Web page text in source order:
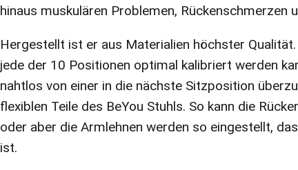
hinaus muskulären Problemen, Rückenschmerzen
Hergestellt ist er aus Materialien höchster
jede der 10 Positionen optimal kalibriert werden
nahtlos von einer in die nächste Sitzposition
flexiblen Teile des BeYou Stuhls. So kann die
oder aber die Armlehnen werden so eingestellt,
ist.